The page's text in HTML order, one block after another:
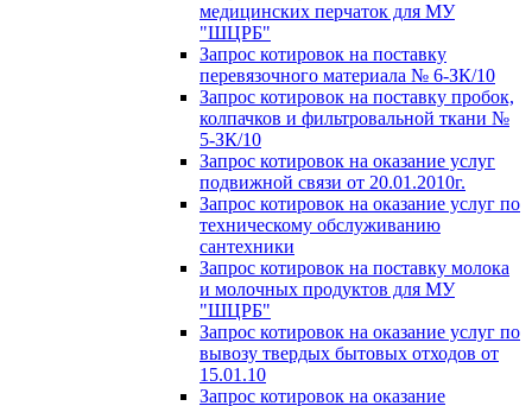
медицинских перчаток для МУ
"ШЦРБ"
Запрос котировок на поставку
перевязочного материала № 6-ЗК/10
Запрос котировок на поставку пробок,
колпачков и фильтровальной ткани №
5-ЗК/10
Запрос котировок на оказание услуг
подвижной связи от 20.01.2010г.
Запрос котировок на оказание услуг по
техническому обслуживанию
сантехники
Запрос котировок на поставку молока
и молочных продуктов для МУ
"ШЦРБ"
Запрос котировок на оказание услуг по
вывозу твердых бытовых отходов от
15.01.10
Запрос котировок на оказание